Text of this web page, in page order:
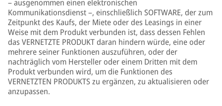
– ausgenommen einen elektronischen
Kommunikationsdienst –, einschließlich SOFTWARE, der zum
Zeitpunkt des Kaufs, der Miete oder des Leasings in einer
Weise mit dem Produkt verbunden ist, dass dessen Fehlen
das VERNETZTE PRODUKT daran hindern würde, eine oder
mehrere seiner Funktionen auszuführen, oder der
nachträglich vom Hersteller oder einem Dritten mit dem
Produkt verbunden wird, um die Funktionen des
VERNETZTEN PRODUKTS zu ergänzen, zu aktualisieren oder
anzupassen.